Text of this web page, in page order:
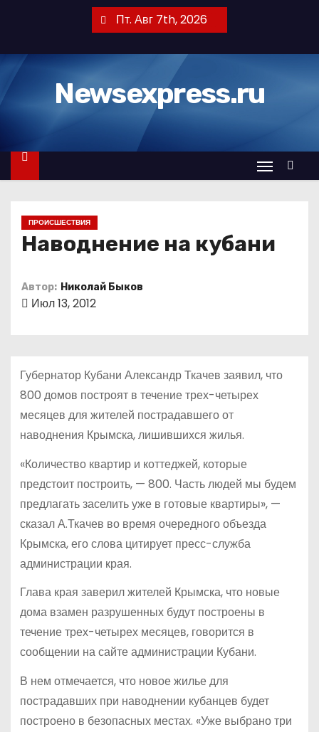
т
к
Пт. Авг 7th, 2026
Newsexpress.ru
ПРОИСШЕСТВИЯ
Наводнение на кубани
Автор: Николай Быков
Июл 13, 2012
Губернатор Кубани Александр Ткачев заявил, что
800 домов построят в течение трех-четырех
месяцев для жителей пострадавшего от
наводнения Крымска, лишившихся жилья.
«Количество квартир и коттеджей, которые
предстоит построить, — 800. Часть людей мы будем
предлагать заселить уже в готовые квартиры», —
сказал А.Ткачев во время очередного объезда
Крымска, его слова цитирует пресс-служба
администрации края.
Глава края заверил жителей Крымска, что новые
дома взамен разрушенных будут построены в
течение трех-четырех месяцев, говорится в
сообщении на сайте администрации Кубани.
В нем отмечается, что новое жилье для
пострадавших при наводнении кубанцев будет
построено в безопасных местах. «Уже выбрано три